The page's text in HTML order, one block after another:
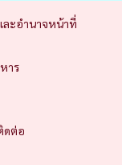
ละอำนาจหน้าที่
าร
ดต่อ